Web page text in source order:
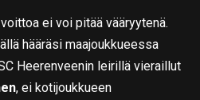
ei voi pitää vääryytenä.
hääräsi maajoukkueessa
Heerenveenin leirillä vieraillut
, ei kotijoukkueen